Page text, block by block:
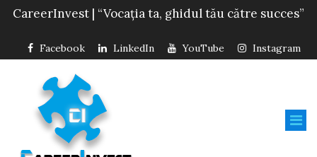
CareerInvest | “Vocația ta, ghidul tău către succes”
Facebook LinkedIn YouTube Instagram